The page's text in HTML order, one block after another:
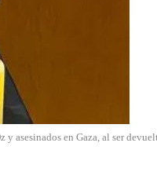
en Gaza, al ser